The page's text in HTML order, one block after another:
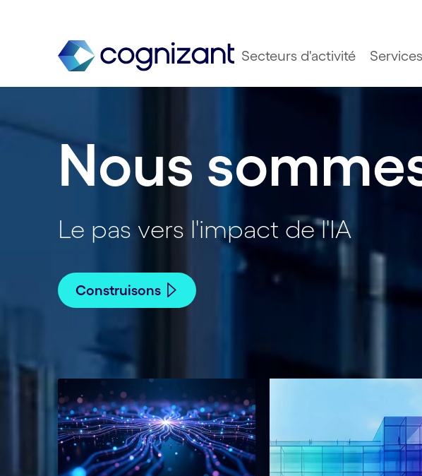
Secteurs d'activité Services
Nous
Le pas vers l'impact de l'IA
Construisons